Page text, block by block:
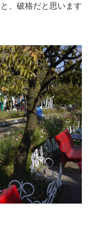
、破格だと思います